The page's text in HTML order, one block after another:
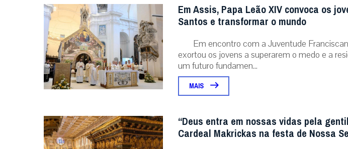
Em Assis, Papa Leão XIV convoca os
Santos e transformar o mundo
Em encontro com a Juventude
exortou os jovens a superarem o medo e a
um futuro fundamen...
MAIS
“Deus entra em nossas vidas pela
Cardeal Makrickas na festa de Nossa